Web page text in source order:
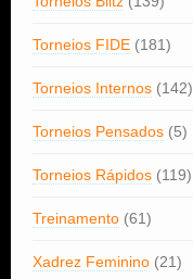
Torneios FIDE (181)
Torneios Internos (142)
Torneios Pensados (5)
Torneios Rápidos (119)
Treinamento (61)
Xadrez Feminino (21)